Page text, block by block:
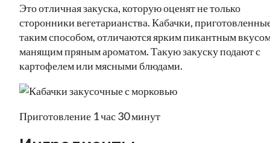
Это отличная закуска, которую оценят не только
сторонники вегетарианства. Кабачки,
таким способом, отличаются ярким пикантным
манящим пряным ароматом. Такую закуску подают с
картофелем или мясными блюдами.
Приготовление 1 час 30 минут